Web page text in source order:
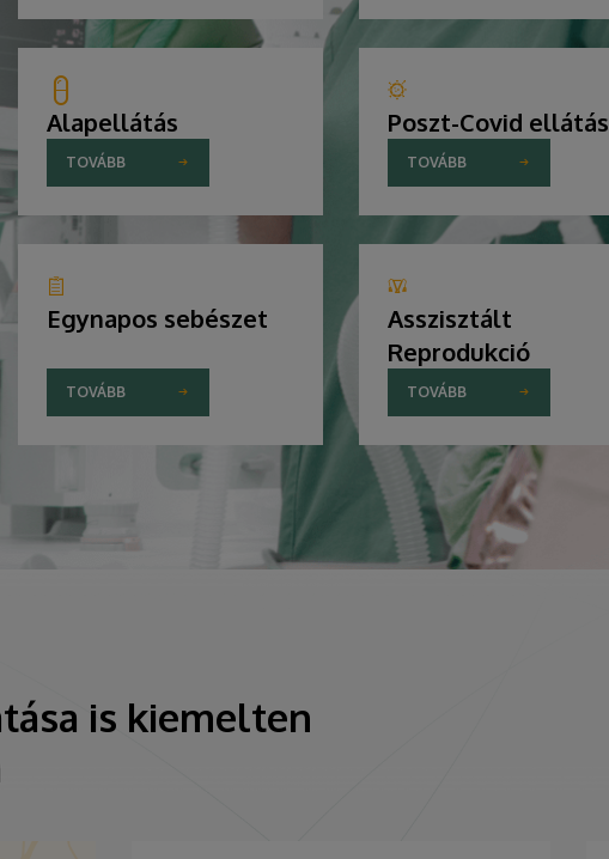
Alapellátás
TOVÁBB
Poszt-Covid ellátás
TOVÁBB
Egynapos sebészet
TOVÁBB
Asszisztált
Reprodukció
TOVÁBB
is kiemelten